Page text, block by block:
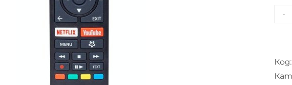
Код: